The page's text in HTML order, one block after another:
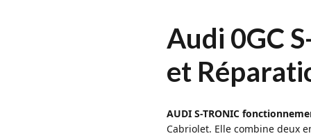
Audi 0GC
et
AUDI S-TRONIC
Cabriolet. Elle combine deux